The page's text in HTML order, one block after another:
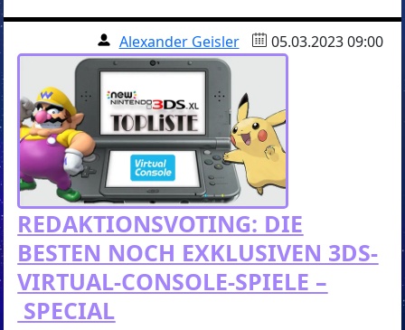
Alexander Geisler 05.03.2023 09:00
REDAKTIONSVOTING: DIE
BESTEN NOCH EXKLUSIVEN 3DS-
VIRTUAL-CONSOLE-SPIELE –
SPECIAL